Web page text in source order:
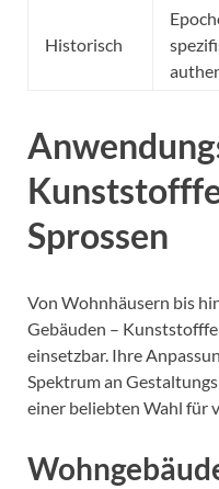
Historisch
Sprossen
Von Wohnhäusern bis
Gebäuden –
einsetzbar. Ihre
Spektrum an
einer beliebten Wahl für